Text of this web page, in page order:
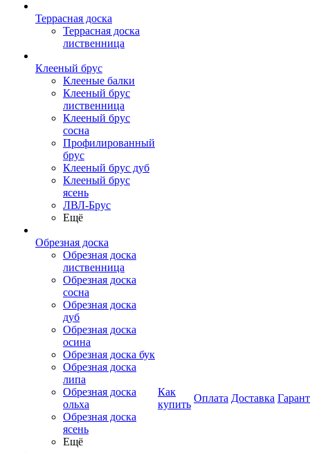
Террасная доска
Террасная доска
лиственница
Клееный брус
Клееные балки
Клееный брус
лиственница
Клееный брус
сосна
Профилированный
брус
Клееный брус дуб
Клееный брус
ясень
ЛВЛ-Брус
Ещё
Обрезная доска
Обрезная доска
лиственница
Обрезная доска
сосна
Обрезная доска
дуб
Обрезная доска
осина
Обрезная доска бук
Обрезная доска
липа
Обрезная доска
ольха
Обрезная доска
ясень
Ещё
Как
купить
Оплата Доставка